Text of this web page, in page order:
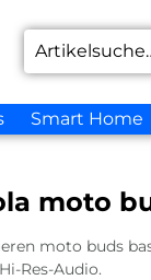
Smart Home
moto
moto buds
Res-Audio.